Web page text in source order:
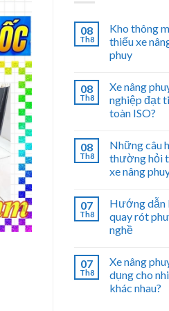
08
Th8
Kho thông
thiếu xe
phuy
08
Th8
Xe nâng
nghiệp đạt
toàn ISO?
08
Th8
Những câu
thường hỏi
xe nâng
07
Th8
Hướng dẫn
quay rót
nghề
07
Th8
Xe nâng
dụng cho
khác nhau?